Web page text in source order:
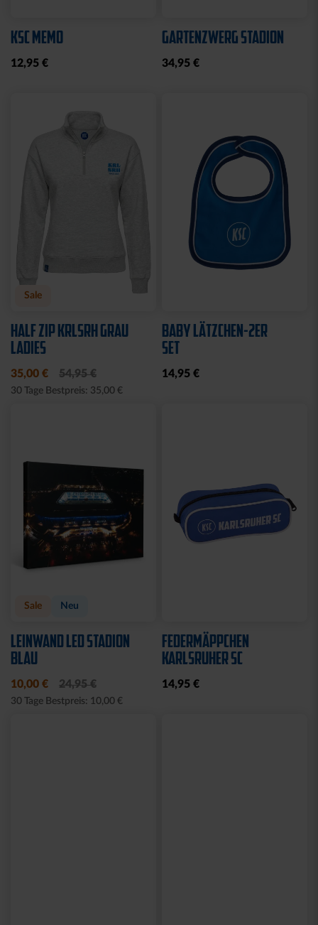
KSC MEMO
12,95 €
GARTENZWERG STADION
34,95 €
Sale
HALF ZIP KRLSRH GRAU
LADIES
35,00 € 54,95 €
30 Tage Bestpreis: 35,00 €
BABY LÄTZCHEN-2ER
SET
14,95 €
Sale Neu
LEINWAND LED STADION
BLAU
10,00 € 24,95 €
30 Tage Bestpreis: 10,00 €
FEDERMÄPPCHEN
KARLSRUHER SC
14,95 €